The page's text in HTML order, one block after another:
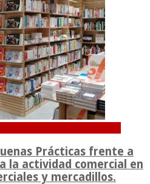
Prácticas frente a
la actividad comercial en
y mercadillos.